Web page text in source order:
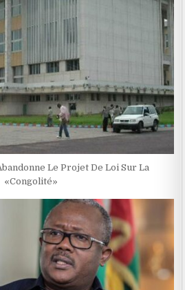
Le Projet De Loi Sur La
«Congolité»